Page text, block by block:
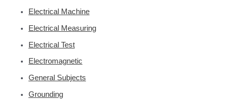
Electrical Machine
Electrical Measuring
Electrical Test
Electromagnetic
General Subjects
Grounding